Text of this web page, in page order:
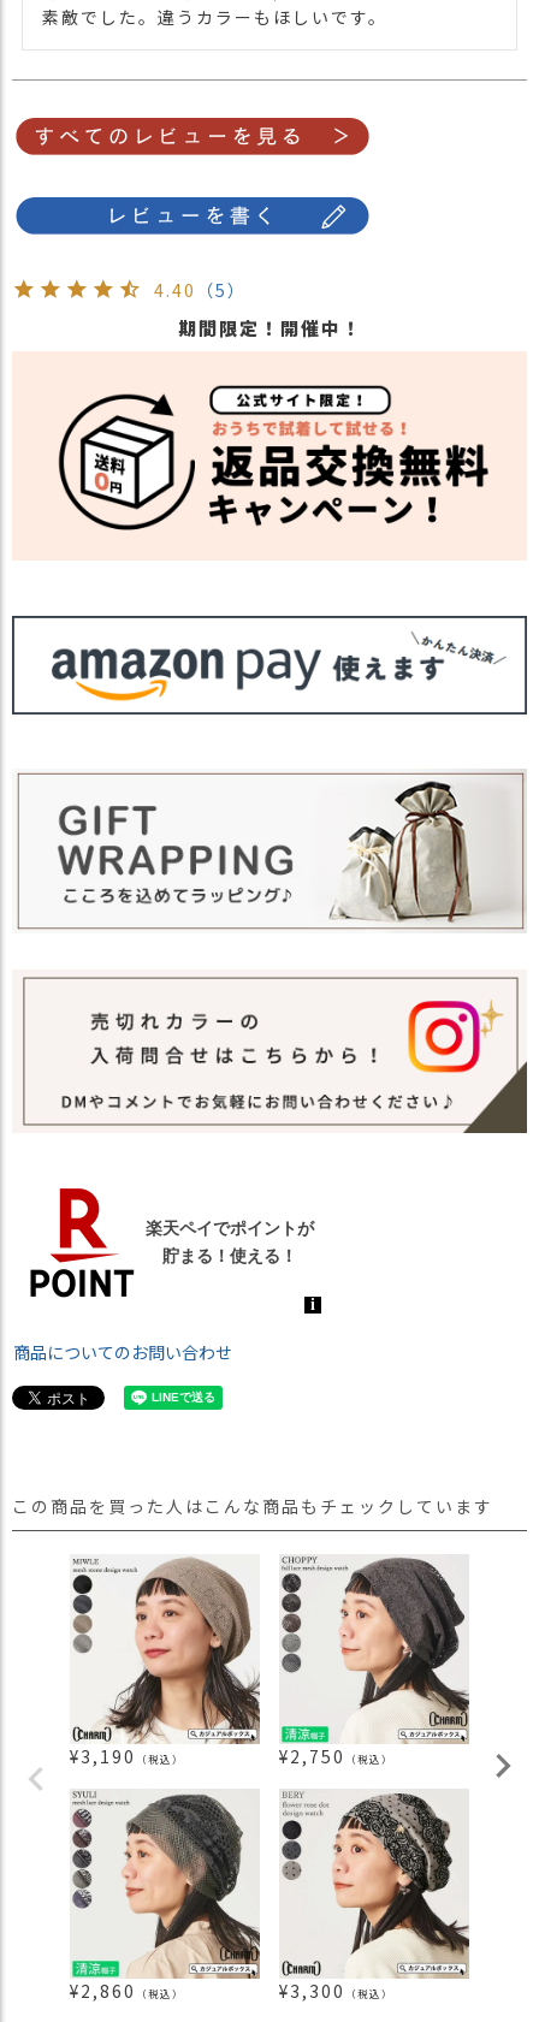
素敵でした。違うカラーもほしいです。
4.40 （5）
期間限定！開催中！
商品についてのお問い合わせ
この商品を買った人はこんな商品もチェックしています
¥3,190 （税込） ¥2,750 （税込） ¥
¥2,860 （税込） ¥3,300 （税込）